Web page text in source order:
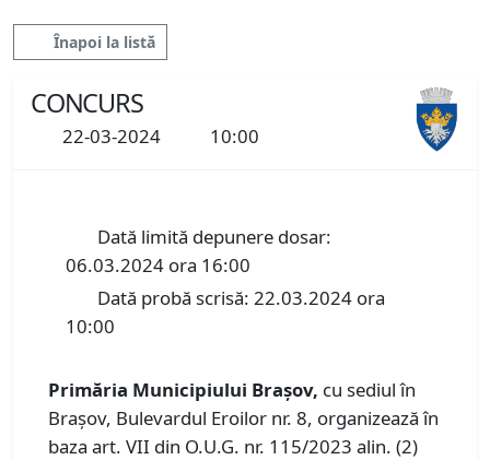
Înapoi la listă
CONCURS
22-03-2024 10:00
Dată limită depunere dosar:
06.03.2024 ora 16:00
Dată probă scrisă: 22.03.2024 ora
10:00
Primăria Municipiului Braşov, cu sediul în
Braşov, Bulevardul Eroilor nr. 8, organizează în
baza art. VII din O.U.G. nr. 115/2023 alin. (2)